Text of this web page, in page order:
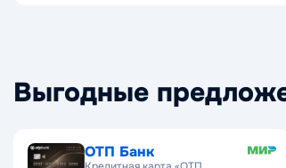
Выгодные
ОТП Банк